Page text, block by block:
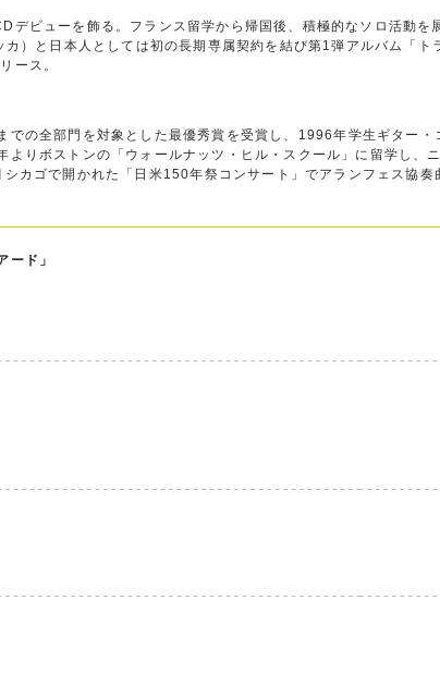
デビューを飾る。フランス留学から帰国後、積極的なソロ活動
）と日本人としては初の長期専属契約を結び第1弾アルバム「
ース。
の全部門を対象とした最優秀賞を受賞し、1996年学生ギター
りボストンの「ウォールナッツ・ヒル・スクール」に留学し、
カゴで開かれた「日米150年祭コンサート」でアランフェス協奏
ード」